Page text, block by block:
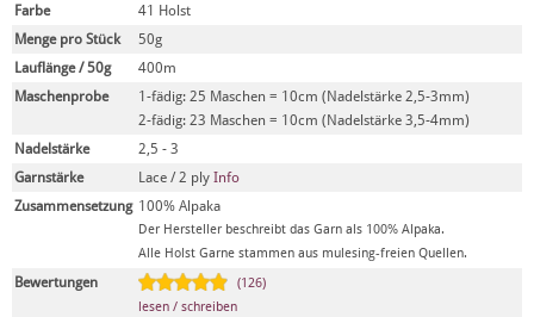
Farbe
41 Holst
Menge pro Stück
50g
Lauflänge / 50g
400m
Maschenprobe
1-fädig: 25 Maschen = 10cm (Nadelstärke 2,5-3mm)
2-fädig: 23 Maschen = 10cm (Nadelstärke 3,5-4mm)
Nadelstärke
2,5 - 3
Garnstärke
Lace / 2 ply Info
Zusammensetzung 100% Alpaka
Der Hersteller beschreibt das Garn als 100% Alpaka.
Alle Holst Garne stammen aus mulesing-freien Quellen.
Bewertungen
(126)
lesen / schreiben